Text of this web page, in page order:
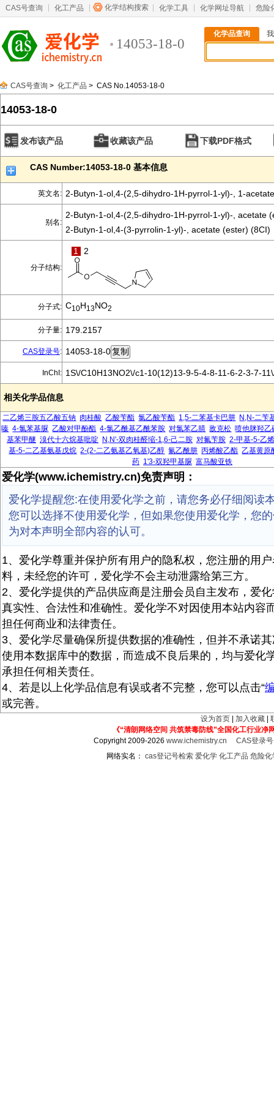
CAS号查询 化工产品 化学结构搜索 化学工具 化学网址导航 危险
14053-18-0
化学品查询
CAS号查询 > 化工产品 > CAS No.14053-18-0
14053-18-0
发布该产品 收藏该产品 下载PDF格式
CAS Number:14053-18-0 基本信息
英文名: 2-Butyn-1-ol,4-(2,5-dihydro-1H-pyrrol-1-yl)-, 1-acetate
别名:
2-Butyn-1-ol,4-(2,5-dihydro-1H-pyrrol-1-yl)-, acetate
2-Butyn-1-ol,4-(3-pyrrolin-1-yl)-, acetate (ester) (8CI)
分子结构:
1 2
分子式: C10H13NO2
分子量: 179.2157
CAS登录号: 14053-18-0
InChI: 1S\/C10H13NO2\/c1-10(12)13-9-5-4-8-11-6-2-3-7-
相关化学品信息
二乙烯三胺五乙酸五钠 肉桂酸 乙酸苄酯 氯乙酸苄酯 1,5-二苯基卡巴肼 N,N-二苄
嗪 4-氯苯基脲 乙酸对甲酚酯 4-氯乙酰基乙酰苯胺 对氯苯乙腈 敌克松 喷他脒羟乙
基苯甲醚 溴代十六烷基吡啶 N,N'-双肉桂醛缩-1,6-己二胺 对氟苄胺 2-甲基-5-乙
基-5-二乙基氨基戊烷 2-(2-二乙氨基乙氧基)乙醇 氰乙酰肼 丙烯酸乙酯 乙基黄原
药 1'3-双羟甲基脲 富马酸亚铁
爱化学(www.ichemistry.cn)免责声明：
爱化学提醒您:在使用爱化学之前，请您务必仔细阅读
您可以选择不使用爱化学，但如果您使用爱化学，您
为对本声明全部内容的认可。
1、爱化学尊重并保护所有用户的隐私权，您注册的用
料，未经您的许可，爱化学不会主动泄露给第三方。
2、爱化学提供的产品供应商是注册会员自主发布，爱
真实性、合法性和准确性。爱化学不对因使用本站内容
担任何商业和法律责任。
3、爱化学尽量确保所提供数据的准确性，但并不承诺
使用本数据库中的数据，而造成不良后果的，均与爱化
承担任何相关责任。
4、若是以上化学品信息有误或者不完整，您可以点击“
或完善。
设为首页 加入收藏
《“清朗网络空间 共筑禁毒防线”全国化工行业净
Copyright 2009-2026www.ichemistry.cn
CAS登录
网络实名： cas登记号检索 爱化学 化工产品 危险化